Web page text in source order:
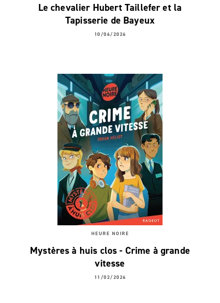
Le chevalier Hubert Taillefer et la
Tapisserie de Bayeux
10/06/2026
HEURE NOIRE
Mystères à huis clos - Crime à grande
vitesse
11/02/2026